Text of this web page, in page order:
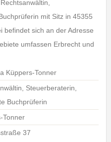
mit Sitz in 45355
befindet sich an der Adresse
umfassen Erbrecht und
Küppers-Tonner
Steuerberaterin,
Buchprüferin
Tonner
37